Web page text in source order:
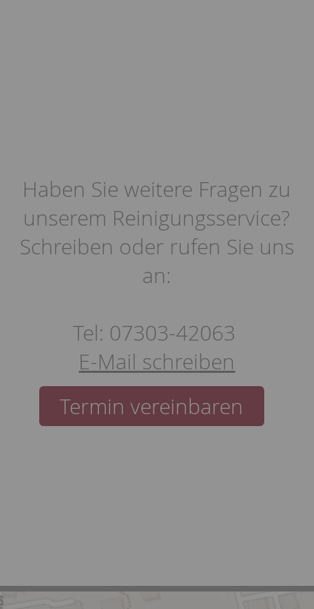
Haben Sie weitere Fragen zu
unserem Reinigungsservice?
Schreiben oder rufen Sie uns
an:
Tel: 07303-42063
E-Mail schreiben
Termin vereinbaren